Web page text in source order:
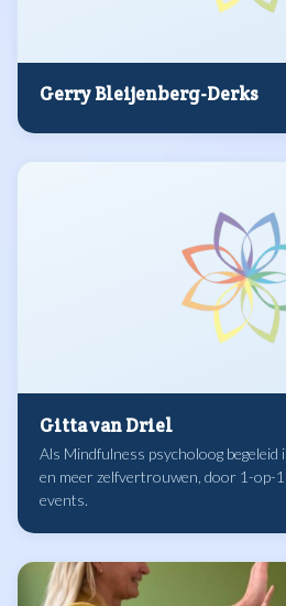
Gerry Bleijenberg-Derks
Gitta van Driel
Als Mindfulness psycholoog
en meer zelfvertrouwen, door 1-op-
events.